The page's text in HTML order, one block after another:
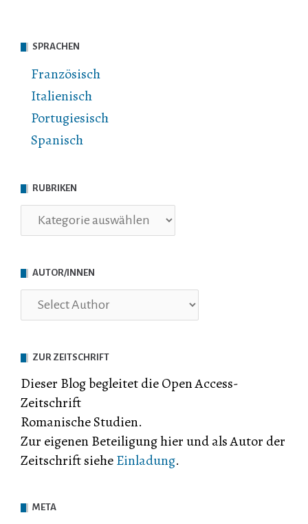
SPRACHEN
Französisch
Italienisch
Portugiesisch
Spanisch
RUBRIKEN
Rubriken
AUTOR/INNEN
ZUR ZEITSCHRIFT
Dieser Blog begleitet die Open Access-
Zeitschrift
Romanische Studien.
Zur eigenen Beteiligung hier und als Autor der
Zeitschrift sieheEinladung.
META